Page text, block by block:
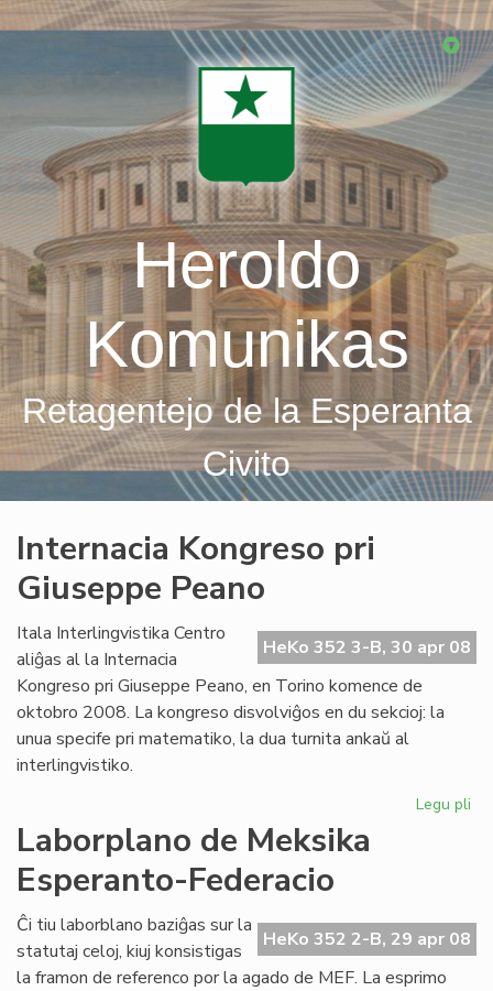
Skip
Heroldo
Komunikas
Retagentejo de la Esperanta
Civito
Internacia Kongreso pri
Giuseppe Peano
HeKo 352 3-B, 30 apr 08
Itala Interlingvistika Centro
aliĝas al la Internacia
Kongreso pri Giuseppe Peano, en Torino komence de
oktobro 2008. La kongreso disvolviĝos en du sekcioj: la
unua specife pri matematiko, la dua turnita ankaŭ al
interlingvistiko.
Legu pli
Laborplano de Meksika
Esperanto-Federacio
HeKo 352 2-B, 29 apr 08
Ĉi tiu laborblano baziĝas sur la
statutaj celoj, kiuj konsistigas
la framon de referenco por la agado de MEF. La esprimo